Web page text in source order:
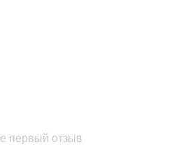
первый отзыв